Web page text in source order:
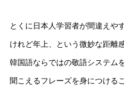
とくに日本人学習者が間違えや
けれど年上、という微妙な距離
韓国語ならではの敬語システム
聞こえるフレーズを身につける